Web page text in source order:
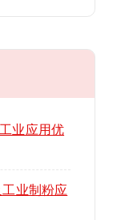
业应用优
业制粉应